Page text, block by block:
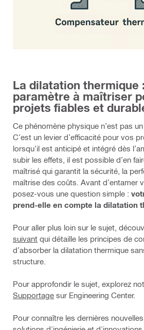
La dilatation thermique
paramètre à maîtriser
projets fiables et
Ce phénomène physique n’est pas
C’est un levier d’efficacité pour vos
lorsqu’il est anticipé et intégré dès
subir les effets, il est possible d’en
maîtrisé qui garantit la sécurité, la
maîtrise des coûts. Avant d’entamer
posez-vous une question simple :
prend-elle en compte la dilatation
Pour aller plus loin sur le sujet,
suivant qui détaille les principes de
d’absorber la dilatation thermique
structure.
Pour approfondir le sujet, explorez
Supportage sur Engineering Center.
Pour connaître les dernières